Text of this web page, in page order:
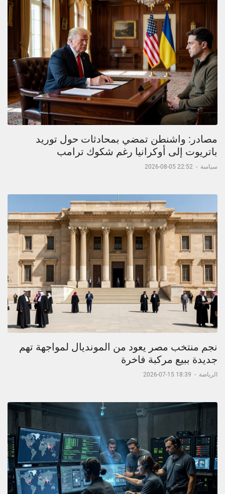
مصادر: واشنطن تمضي بمحادثات حول توريد
باتريوت إلى أوكرانيا رغم شكوك ترامب
سياسة -
22:52 05-08-2026
نجم منتخب مصر يعود من المونديال لمواجهة تهم
جديدة ببيع مركبة فاخرة
الرياضة -
18:39 15-07-2026